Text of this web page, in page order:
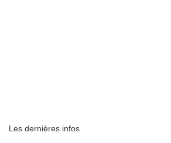
Les dernières infos